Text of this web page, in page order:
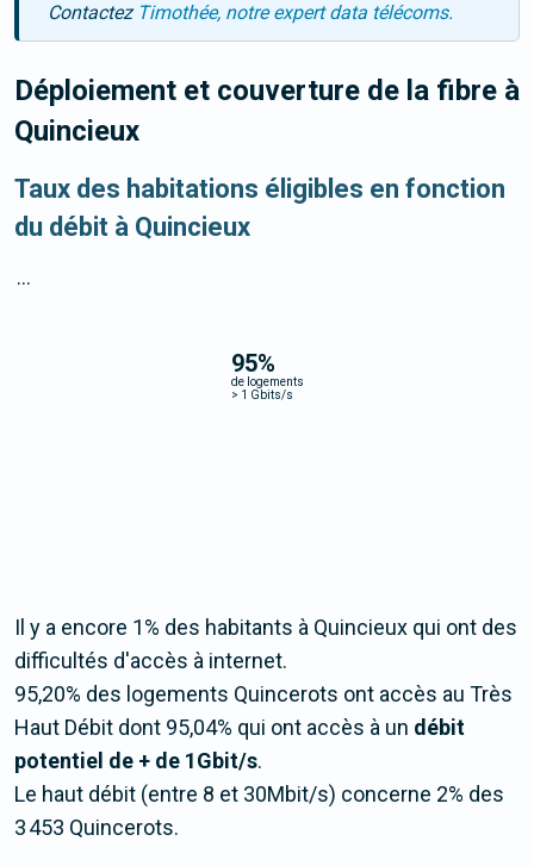
Contactez Timothée, notre expert data télécoms.
Déploiement et couverture de la fibre à
Quincieux
Taux des habitations éligibles en fonction
du débit à Quincieux
95%
de logements
> 1 Gbits/s
...
Il y a encore 1% des habitants à Quincieux qui ont des
difficultés d'accès à internet.
95,20% des logements Quincerots ont accès au Très
Haut Débit dont 95,04% qui ont accès à un débit
potentiel de + de 1Gbit/s.
Le haut débit (entre 8 et 30Mbit/s) concerne 2% des
3 453 Quincerots.